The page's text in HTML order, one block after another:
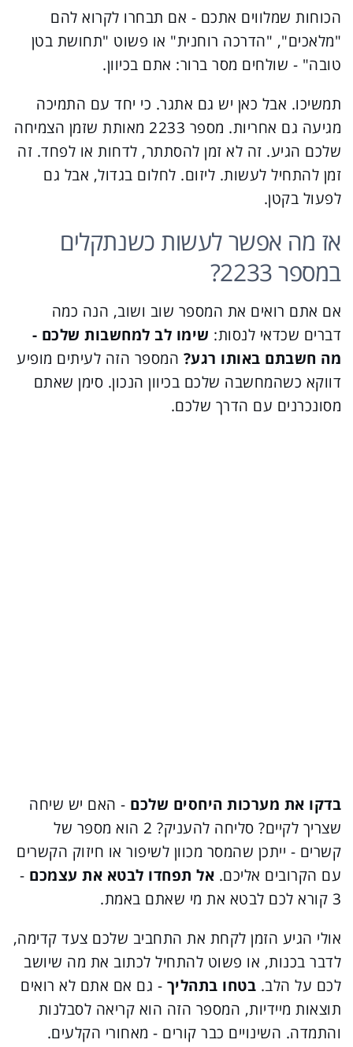
הכוחות שמלווים אתכם - אם תבחרו לקרוא להם
"מלאכים", "הדרכה רוחנית" או פשוט "תחושת בטן
טובה" - שולחים מסר ברור: אתם בכיוון.
תמשיכו. אבל כאן יש גם אתגר. כי יחד עם התמיכה
מגיעה גם אחריות. מספר 2233 מאותת שזמן הצמיחה
שלכם הגיע. זה לא זמן להסתתר, לדחות או לפחד. זה
זמן להתחיל לעשות. ליזום. לחלום בגדול, אבל גם
לפעול בקטן.
אז מה אפשר לעשות כשנתקלים
במספר 2233?
אם אתם רואים את המספר שוב ושוב, הנה כמה
דברים שכדאי לנסות: שימו לב למחשבות שלכם -
מה חשבתם באותו רגע? המספר הזה לעיתים מופיע
דווקא כשהמחשבה שלכם בכיוון הנכון. סימן שאתם
מסונכרנים עם הדרך שלכם.
בדקו את מערכות היחסים שלכם - האם יש שיחה
שצריך לקיים? סליחה להעניק? 2 הוא מספר של
קשרים - ייתכן שהמסר מכוון לשיפור או חיזוק הקשרים
עם הקרובים אליכם. אל תפחדו לבטא את עצמכם -
3 קורא לכם לבטא את מי שאתם באמת.
אולי הגיע הזמן לקחת את התחביב שלכם צעד קדימה,
לדבר בכנות, או פשוט להתחיל לכתוב את מה שיושב
לכם על הלב. בטחו בתהליך - גם אם אתם לא רואים
תוצאות מיידיות, המספר הזה הוא קריאה לסבלנות
והתמדה. השינויים כבר קורים - מאחורי הקלעים.